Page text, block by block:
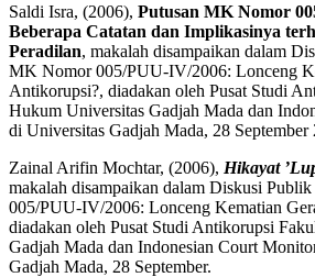
Saldi Isra, (2006), Putusan MK Nomor
Beberapa Catatan dan Implikasinya
Peradilan, makalah disampaikan dalam
MK Nomor 005/PUU-IV/2006: Lonceng
Antikorupsi?, diadakan oleh Pusat Studi
Hukum Universitas Gadjah Mada dan
di Universitas Gadjah Mada, 28 September
Zainal Arifin Mochtar, (2006), Hikayat
makalah disampaikan dalam Diskusi
005/PUU-IV/2006: Lonceng Kematian
diadakan oleh Pusat Studi Antikorupsi
Gadjah Mada dan Indonesian Court
Gadjah Mada, 28 September.